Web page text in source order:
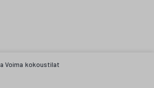
Voima kokoustilat